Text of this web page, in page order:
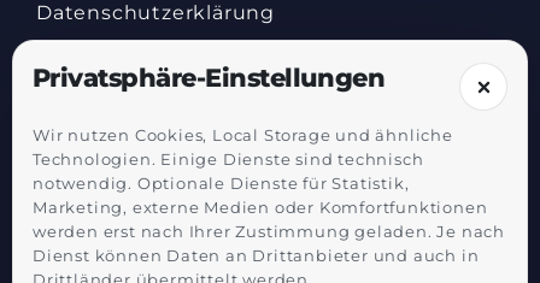
Datenschutz­erklärung
Privatsphäre-Einstellungen
Wir nutzen Cookies, Local Storage und ähnliche
Technologien. Einige Dienste sind technisch
notwendig. Optionale Dienste für Statistik,
Marketing, externe Medien oder Komfortfunktionen
werden erst nach Ihrer Zustimmung geladen. Je nach
Dienst können Daten an Drittanbieter und auch in